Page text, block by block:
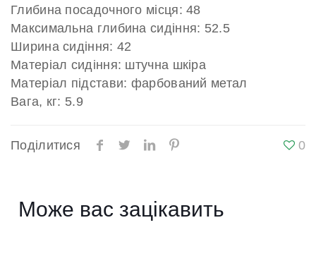
Глибина посадочного місця: 48
Максимальна глибина сидіння: 52.5
Ширина сидіння: 42
Матеріал сидіння: штучна шкіра
Матеріал підстави: фарбований метал
Вага, кг: 5.9
Поділитися 0
Може вас зацікавить